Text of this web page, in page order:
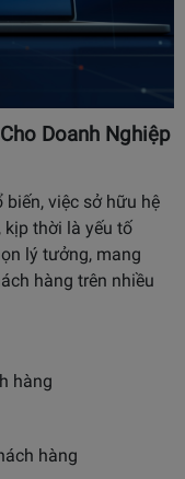
Doanh Nghiệp
việc sở hữu hệ
thời là yếu tố
lý tưởng, mang
hàng trên nhiều
hàng
hàng